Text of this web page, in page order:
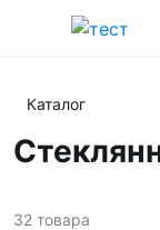
Каталог
32 товара